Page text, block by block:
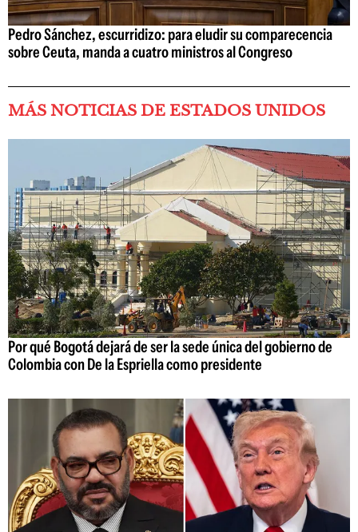
Pedro Sánchez, escurridizo: para eludir su comparecencia
sobre Ceuta, manda a cuatro ministros al Congreso
MÁS NOTICIAS DE ESTADOS UNIDOS
Por qué Bogotá dejará de ser la sede única del gobierno de
Colombia con De la Espriella como presidente